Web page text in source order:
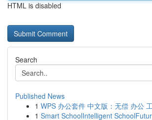
HTML is disabled
Search
Published News
1 WPS 办公套件 中文版：无偿 办公
1 Smart SchoolIntelligent